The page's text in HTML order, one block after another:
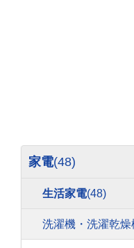
家電(48)
生活家電(48)
洗濯機・洗濯乾燥